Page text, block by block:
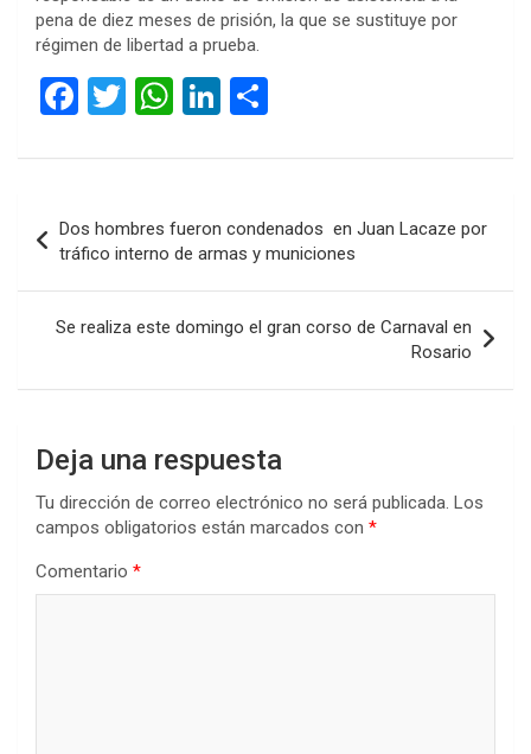
pena de diez meses de prisión, la que se sustituye por
régimen de libertad a prueba.
F
ce
o
o
k
T
tt
W
at
A
p
p
Li
ke
n
m
ar
tir
de
entradas
Dos hombres fueron condenados en Juan Lacaze por
tráfico interno de armas y municiones
Se realiza este domingo el gran corso de Carnaval en
Rosario
Deja una respuesta
Tu dirección de correo electrónico no será publicada. Los
campos obligatorios están marcados con *
Comentario *